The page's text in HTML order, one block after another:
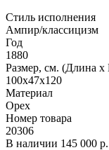
Стиль исполнения
Ампир/классицизм
Год
1880
Размер, см. (Длина
100x47x120
Материал
Орех
Номер товара
20306
В наличии 145 000 р.